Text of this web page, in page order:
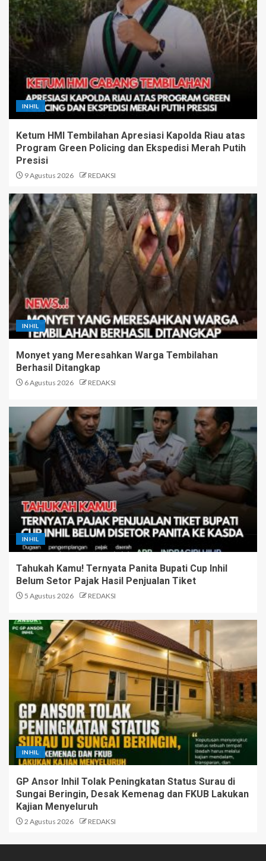
INHIL
Ketum HMI Tembilahan Apresiasi Kapolda Riau atas
Program Green Policing dan Ekspedisi Merah Putih
Presisi
9 Agustus 2026 REDAKSI
INHIL
Monyet yang Meresahkan Warga Tembilahan
Berhasil Ditangkap
6 Agustus 2026 REDAKSI
INHIL
Tahukah Kamu! Ternyata Panita Bupati Cup Inhil
Belum Setor Pajak Hasil Penjualan Tiket
5 Agustus 2026 REDAKSI
INHIL
GP Ansor Inhil Tolak Peningkatan Status Surau di
Sungai Beringin, Desak Kemenag dan FKUB Lakukan
Kajian Menyeluruh
2 Agustus 2026 REDAKSI